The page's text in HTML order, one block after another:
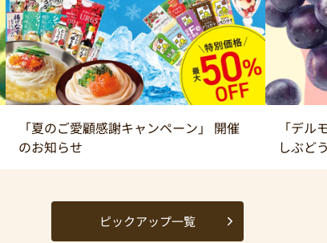
「夏のご愛顧感謝キャンペーン」 開催
のお知らせ
「デ
しぶど
ピックアップ一覧